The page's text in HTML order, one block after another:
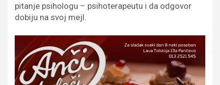
pitanje psihologu – psihoterapeutu i da odgovor
dobiju na svoj mejl.